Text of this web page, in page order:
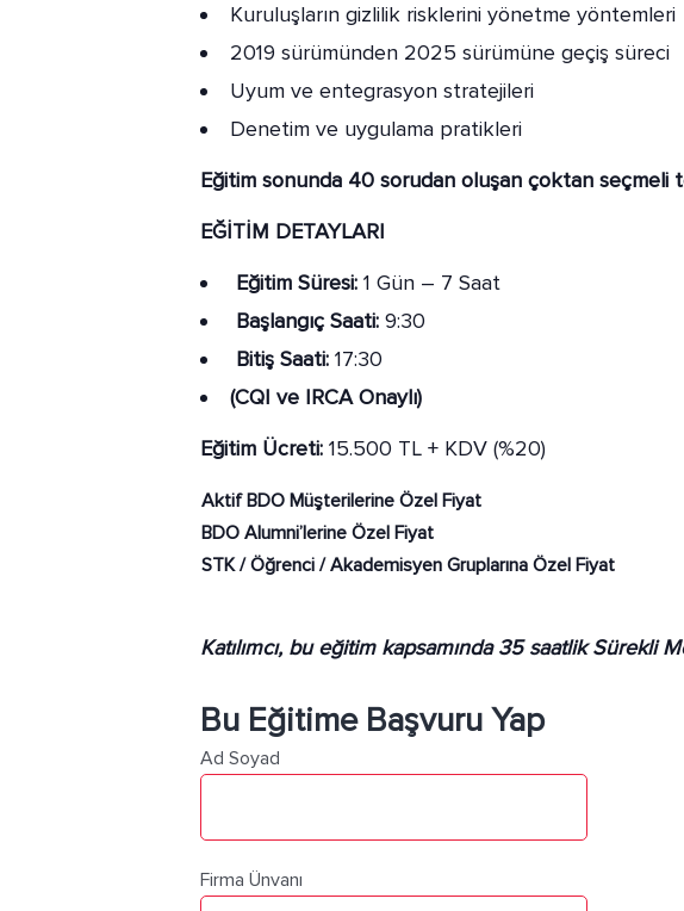
Kuruluşların gizlilik risklerini yönetme yöntemleri
2019 sürümünden 2025 sürümüne geçiş süreci
Uyum ve entegrasyon stratejileri
Denetim ve uygulama pratikleri
Eğitim sonunda 40 sorudan oluşan çoktan seçmeli
EĞİTİM DETAYLARI
Eğitim Süresi: 1 Gün – 7 Saat
Başlangıç Saati: 9:30
Bitiş Saati: 17:30
(CQI ve IRCA Onaylı)
Eğitim Ücreti: 15.500 TL + KDV (%20)
Aktif BDO Müşterilerine Özel Fiyat
BDO Alumni’lerine Özel Fiyat
STK / Öğrenci / Akademisyen Gruplarına Özel Fiyat
Katılımcı, bu eğitim kapsamında 35 saatlik Sürekli
Bu Eğitime Başvuru Yap
Ad Soyad
Firma Ünvanı